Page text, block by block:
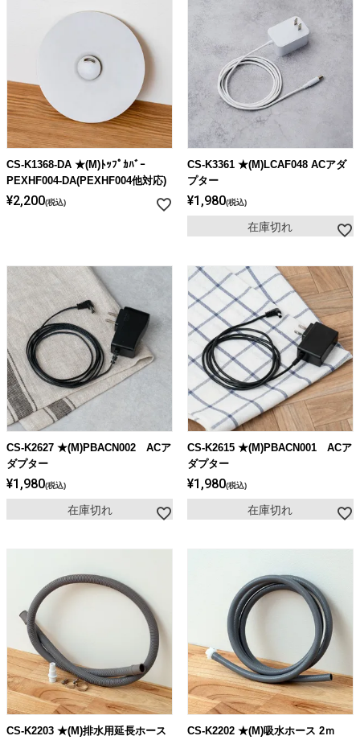
CS-K1368-DA ★(M)ﾄｯﾌﾟｶﾊﾞｰ
PEXHF004-DA(PEXHF004他対応)
¥2,200 税込
CS-K3361 ★(M)LCAF048 ACアダ
プター
¥1,980 税込
在庫切れ
CS-K2627 ★(M)PBACN002 ACア
ダプター
¥1,980 税込
在庫切れ
CS-K2615 ★(M)PBACN001 ACア
ダプター
¥1,980 税込
在庫切れ
CS-K2203 ★(M)排水用延長ホース
CS-K2202 ★(M)吸水ホース 2ｍ